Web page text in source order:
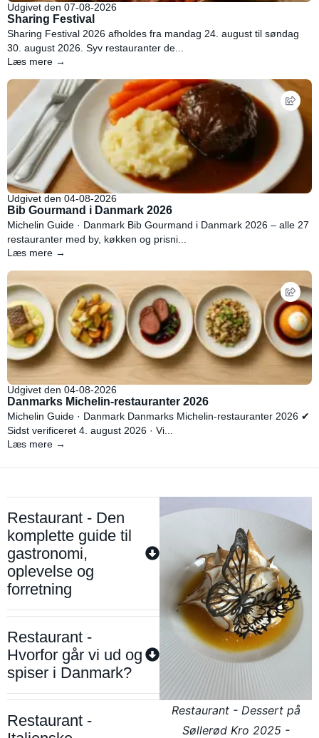
Udgivet den 07-08-2026
Sharing Festival
Sharing Festival 2026 afholdes fra mandag 24. august til søndag
30. august 2026. Syv restauranter de...
Læs mere →
Udgivet den 04-08-2026
Bib Gourmand i Danmark 2026
Michelin Guide · Danmark Bib Gourmand i Danmark 2026 – alle 27
restauranter med by, køkken og prisni...
Læs mere →
Udgivet den 04-08-2026
Danmarks Michelin-restauranter 2026
Michelin Guide · Danmark Danmarks Michelin-restauranter 2026 ✔
Sidst verificeret 4. august 2026 · Vi...
Læs mere →
Restaurant - Den
komplette guide til
gastronomi,
oplevelse og
forretning
Restaurant -
Hvorfor går vi ud og
spiser i Danmark?
Restaurant -
Restaurant - Dessert på
Søllerød Kro 2025 -